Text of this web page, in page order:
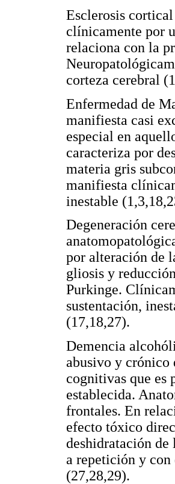
Esclerosis
clínicamente por
relaciona con la
corteza cerebral
Enfermedad de
manifiesta casi
especial en
caracteriza por
materia gris
manifiesta
inestable
Degeneración
por alteración de
gliosis y
Purkinge.
sustentación,
(17,18,27).
Demencia
abusivo y crónico
cognitivas que es
establecida.
frontales. En
efecto tóxico
deshidratación de
a repetición y
(27,28,29).